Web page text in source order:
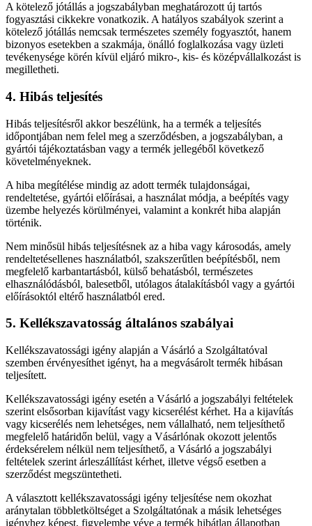
A kötelező jótállás a jogszabályban meghatározott új tartós
fogyasztási cikkekre vonatkozik. A hatályos szabályok szerint a
kötelező jótállás nemcsak természetes személy fogyasztót, hanem
bizonyos esetekben a szakmája, önálló foglalkozása vagy üzleti
tevékenysége körén kívül eljáró mikro-, kis- és középvállalkozást is
megilletheti.
4. Hibás teljesítés
Hibás teljesítésről akkor beszélünk, ha a termék a teljesítés
időpontjában nem felel meg a szerződésben, a jogszabályban, a
gyártói tájékoztatásban vagy a termék jellegéből következő
követelményeknek.
A hiba megítélése mindig az adott termék tulajdonságai,
rendeltetése, gyártói előírásai, a használat módja, a beépítés vagy
üzembe helyezés körülményei, valamint a konkrét hiba alapján
történik.
Nem minősül hibás teljesítésnek az a hiba vagy károsodás, amely
rendeltetésellenes használatból, szakszerűtlen beépítésből, nem
megfelelő karbantartásból, külső behatásból, természetes
elhasználódásból, balesetből, utólagos átalakításból vagy a gyártói
előírásoktól eltérő használatból ered.
5. Kellékszavatosság általános szabályai
Kellékszavatossági igény alapján a Vásárló a Szolgáltatóval
szemben érvényesíthet igényt, ha a megvásárolt termék hibásan
teljesített.
Kellékszavatossági igény esetén a Vásárló a jogszabályi feltételek
szerint elsősorban kijavítást vagy kicserélést kérhet. Ha a kijavítás
vagy kicserélés nem lehetséges, nem vállalható, nem teljesíthető
megfelelő határidőn belül, vagy a Vásárlónak okozott jelentős
érdeksérelem nélkül nem teljesíthető, a Vásárló a jogszabályi
feltételek szerint árleszállítást kérhet, illetve végső esetben a
szerződést megszüntetheti.
A választott kellékszavatossági igény teljesítése nem okozhat
aránytalan többletköltséget a Szolgáltatónak a másik lehetséges
igényhez képest, figyelembe véve a termék hibátlan állapotban